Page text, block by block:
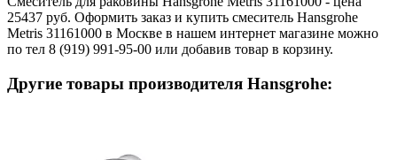
25437 руб. Оформить заказ и купить смеситель Hansgrohe
Metris 31161000 в Москве в нашем интернет магазине можно
по тел 8 (919) 991-95-00 или добавив товар в корзину.
Другие товары производителя Hansgrohe: